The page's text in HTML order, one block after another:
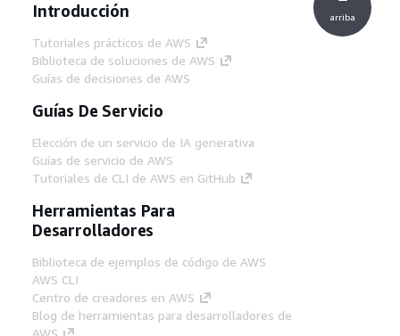
Introducción
Tutoriales prácticos de AWS
Biblioteca de soluciones de AWS
Guías de decisiones de AWS
Guías De Servicio
Elección de un servicio de IA generativa
Guías de servicio de AWS
Tutoriales de CLI de AWS en GitHub
Herramientas Para
Desarrolladores
Biblioteca de ejemplos de código de AWS
AWS CLI
Centro de creadores en AWS
Blog de herramientas para desarrolladores de
AWS
arriba